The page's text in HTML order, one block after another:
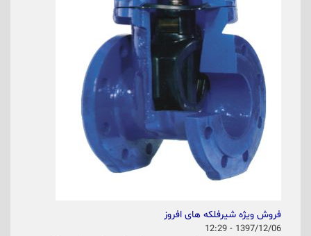
فروش ویژه شیرفلکه های افروز
1397/12/06 - 12:29